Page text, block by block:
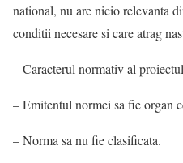
national, nu are nicio relevanta
conditii necesare si care atrag
– Caracterul normativ al
– Emitentul normei sa fie organ
– Norma sa nu fie clasificata.